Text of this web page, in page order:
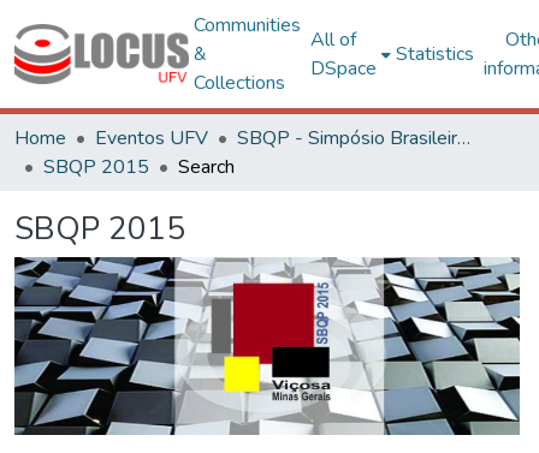
Communities
&
Collections
All of
DSpace
Statistics
Home Eventos UFV
SBQP - Simpósio Brasileiro de Qualidade do Projeto no Ambiente Construído
SBQP 2015
Search
SBQP 2015